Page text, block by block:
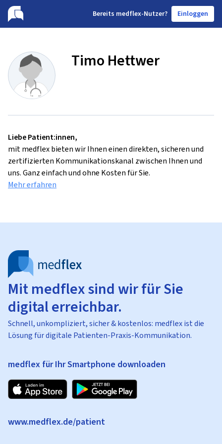
Bereits medflex-Nutzer? Einloggen
Timo Hettwer
Liebe Patient:innen,
mit medflex bieten wir Ihnen einen direkten, sicheren und
zertifizierten Kommunikationskanal zwischen Ihnen und
uns. Ganz einfach und ohne Kosten für Sie.
Mehr erfahren
Mit medflex sind wir für Sie
digital erreichbar.
Schnell, unkompliziert, sicher & kostenlos: medflex ist die
Lösung für digitale Patienten-Praxis-Kommunikation.
medflex für Ihr Smartphone downloaden
www.medflex.de/patient